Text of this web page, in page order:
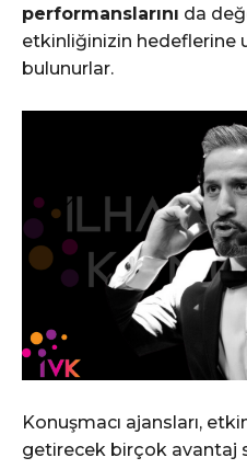
performanslarını da
etkinliğinizin hedeflerine
bulunurlar.
Konuşmacı ajansları,
getirecek birçok avantaj